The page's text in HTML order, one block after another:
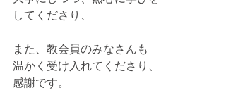
してくださり、
また、教会員のみなさんも
温かく受け入れてくださり、
感謝です。